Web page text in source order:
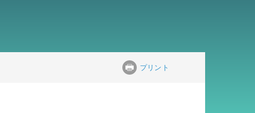
プリント